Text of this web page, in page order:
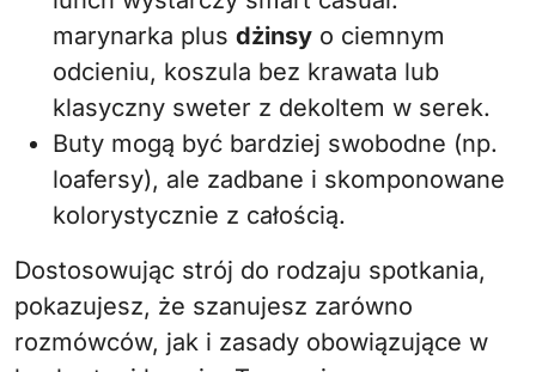
marynarka plus dżinsy o ciemnym
odcieniu, koszula bez krawata lub
klasyczny sweter z dekoltem w serek.
Buty mogą być bardziej swobodne (np.
loafersy), ale zadbane i skomponowane
kolorystycznie z całością.
Dostosowując strój do rodzaju spotkania,
pokazujesz, że szanujesz zarówno
rozmówców, jak i zasady obowiązujące w